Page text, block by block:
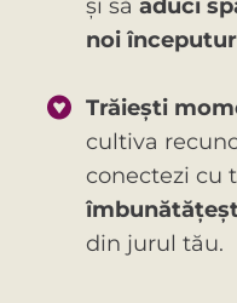
și să aduci
noi
Trăiești
cultiva
conectezi cu
din jurul tău.